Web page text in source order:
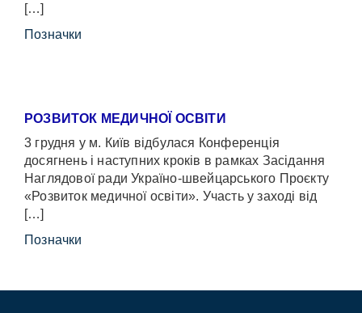
[…]
Позначки
РОЗВИТОК МЕДИЧНОЇ ОСВІТИ
3 грудня у м. Київ відбулася Конференція
досягнень і наступних кроків в рамках Засідання
Наглядової ради Україно-швейцарського Проєкту
«Розвиток медичної освіти». Участь у заході від
[…]
Позначки